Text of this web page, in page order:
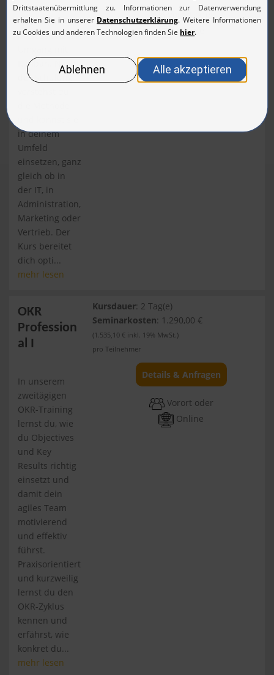
diesem
Seminar den
professionellen
Kanban. Nach
der Schulung
in deinem
Umfeld
einsetzen, ganz
gleich ob in
der IT, in
Administration,
Marketing oder
Vertrieb. Der
Kurs bereitet
dich opti...
mehr lesen
Vorort oder
Online
OKR
Profession
al I
In unserem
zweitägigen
OKR-Training
lernst du, wie
du Objectives
und Key
Results richtig
einsetzt und
damit dein
agiles Team
motivierend
und effektiv
führst.
Praxisorientiert
und kurzweilig
lernst du den
OKR-Zyklus
kennen und
erfährst, wie
konkret du...
mehr lesen
Kursdauer: 2 Tag(e)
Seminarkosten: 1.290,00 €
(1.535,10 € inkl. 19% MwSt.)
pro Teilnehmer
Details & Anfragen
Vorort oder
Online